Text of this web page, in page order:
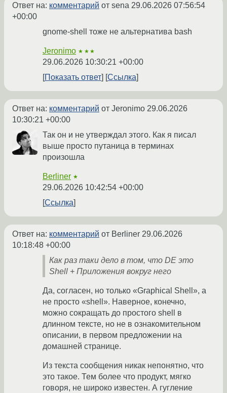
Ответ на: комментарий от sena 29.06.2026 07:56:54
+00:00
gnome-shell тоже не альтернатива bash
Jeronimo ★★★
29.06.2026 10:30:21 +00:00
Показать ответ
Ссылка
Ответ на: комментарий от Jeronimo 29.06.2026
10:30:21 +00:00
Так он и не утверждал этого. Как я писал
выше просто путаница в терминах
произошла
Berliner ★
29.06.2026 10:42:54 +00:00
Ссылка
Ответ на: комментарий от Berliner 29.06.2026
10:18:48 +00:00
Как раз таки дело в том, что DE это
Shell + Приложения вокруг него
Да, согласен, но только «Graphical Shell», а
не просто «shell». Наверное, конечно,
можно сокращать до простого shell в
длинном тексте, но не в ознакомительном
описании, в первом предложении на
домашней странице.
Из текста сообщения никак непонятно, что
это такое. Тем более что продукт, мягко
говоря, не широко известен. А гугление